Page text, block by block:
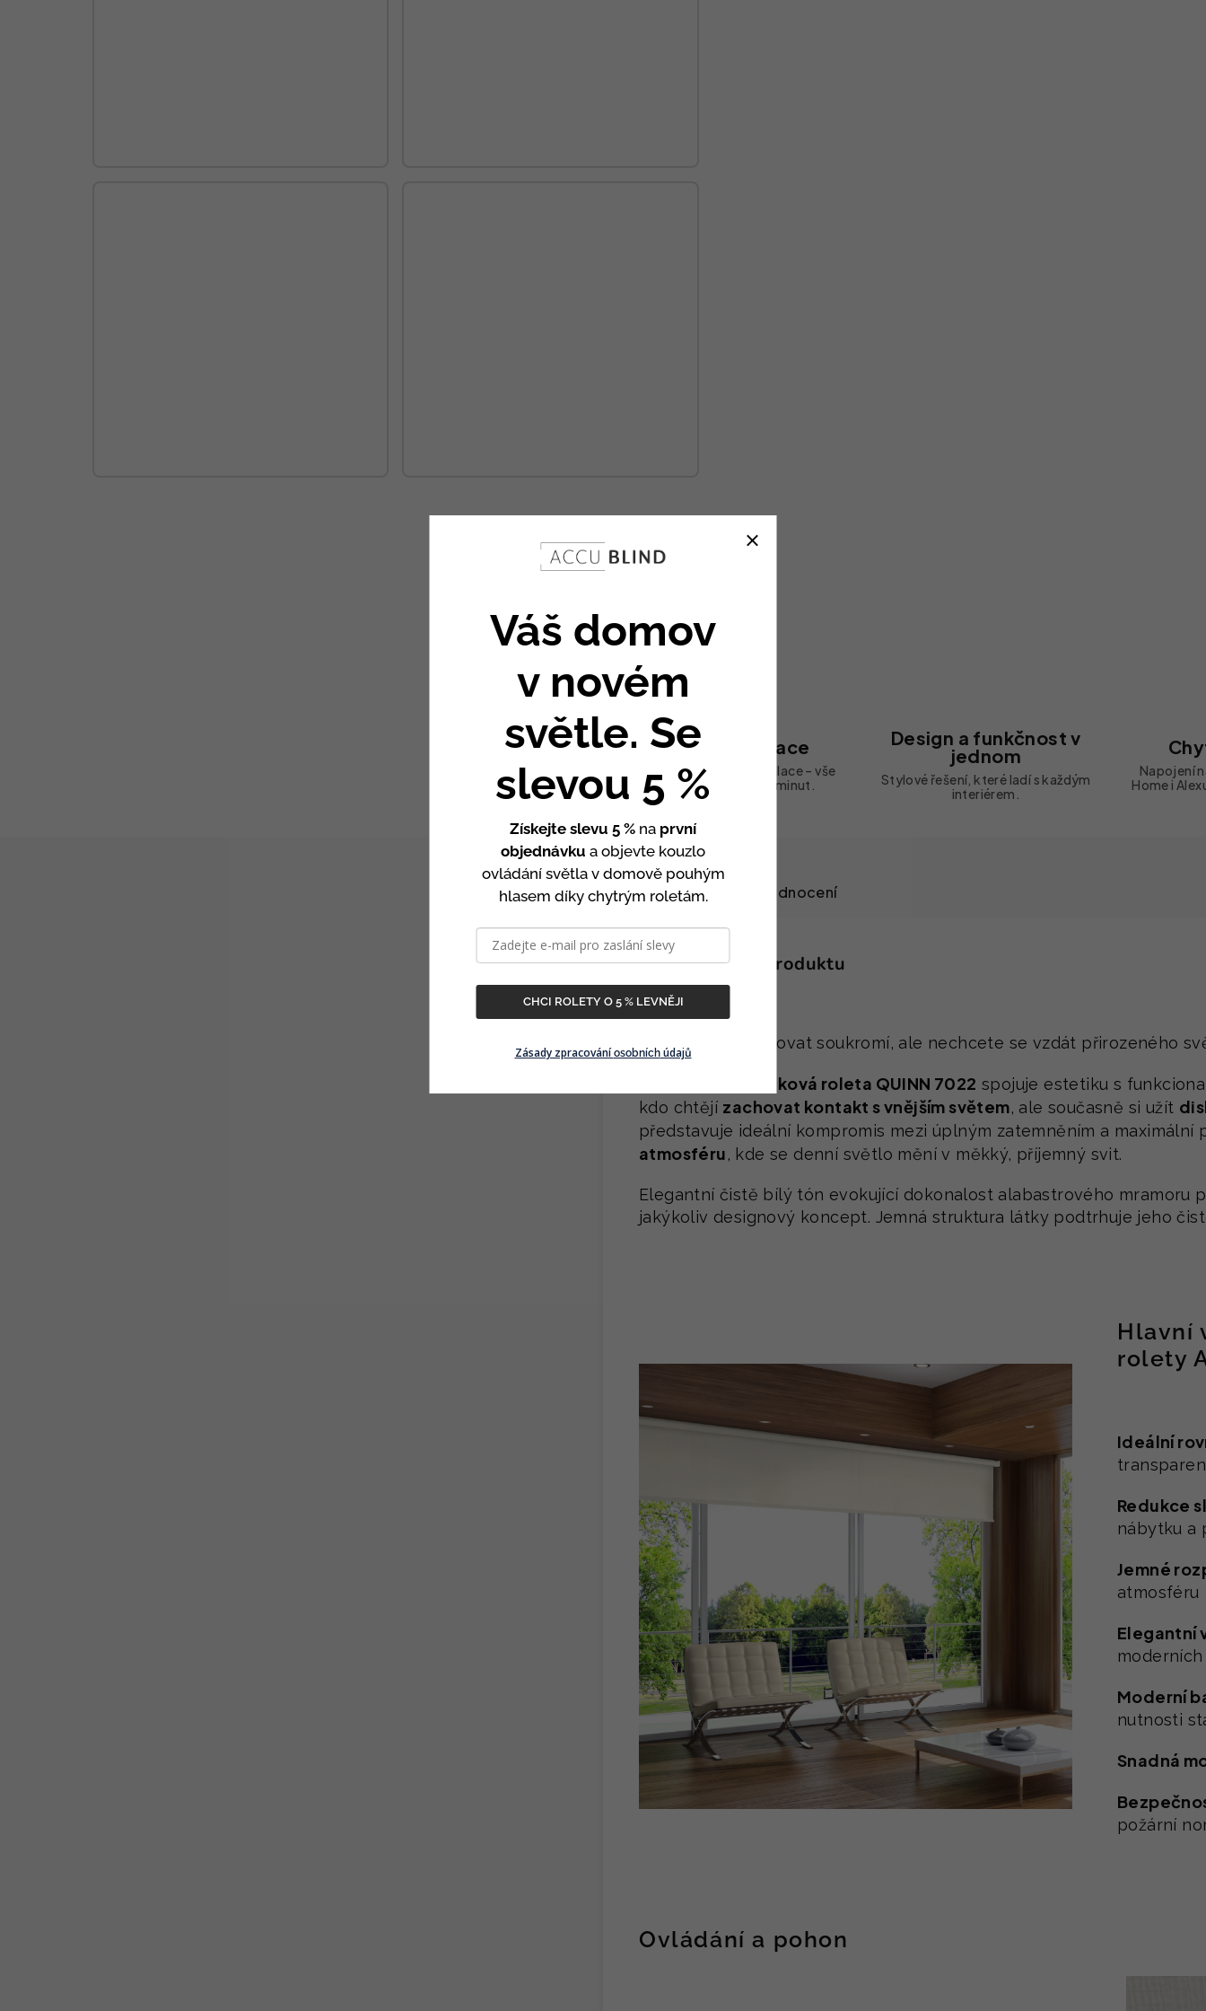
Snadná instalace
Bez kabelů a složité instalace – vše
zvládnete sami za 10 minut.
Design a funkčnost v
jednom
Stylové řešení, které ladí s každým
interiérem.
Napojení
Home i
Popis Hodnocení
Detailní popis produktu
Potřebujete zachovat soukromí, ale nechcete se vzdát přirozeného
Translucentní látková roleta QUINN 7022 spojuje estetiku s
kdo chtějí zachovat kontakt s vnějším světem, ale současně si užít
představuje ideální kompromis mezi úplným zatemněním a
atmosféru, kde se denní světlo mění v měkký, příjemný svit.
Elegantní čistě bílý tón evokující dokonalost alabastrového mramoru
jakýkoliv designový koncept. Jemná struktura látky podtrhuje jeho
Hlavní
rolety
Ideální
Redukce
nábytku a
Jemné
atmosféru
Elegantní
Moderní
nutnosti
Snadná
požární
Ovládání a pohon
Váš domov
v novém
světle. Se
slevou 5 %
Získejte slevu 5 % na první
objednávku a objevte kouzlo
ovládání světla v domově pouhým
hlasem díky chytrým roletám.
CHCI ROLETY O 5 % LEVNĚJI
Zásady zpracováníosobníchúdajů